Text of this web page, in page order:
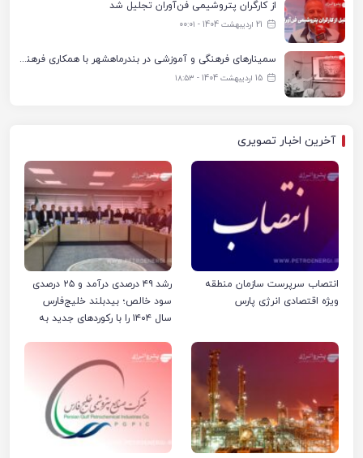
از کارگران پتروشیمی فن‌آوران تجلیل شد
21 اردیبهشت 1404 - ۰۰:۰۱
سمینارهای فرهنگی و آموزشی در بندرماهشهر با همکاری فرهنگ‌سرای پتروشیمی مارون
15 اردیبهشت 1404 - ۱۸:۵۳
آخرین اخبار تصویری
انتصاب سرپرست سازمان منطقه
ویژه اقتصادی انرژی پارس
رشد ۴۹ درصدی درآمد و ۲۵ درصدی
سود خالص؛ بیدبلند خلیج‌فارس
سال ۱۴۰۴ را با رکوردهای جدید به